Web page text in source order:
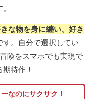
な物を身に纏い、好き
す。自分で選択してい
険をスマホでも実現で
待作！
なのにサクサク！